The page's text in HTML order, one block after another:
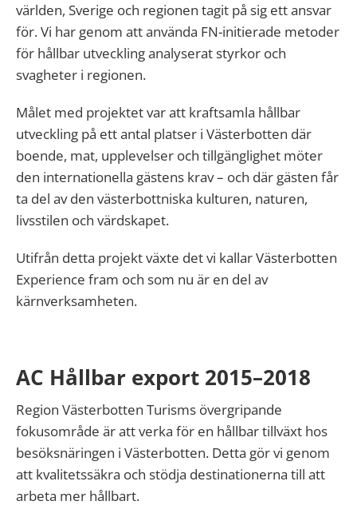
världen, Sverige och regionen tagit på sig ett ansvar
för. Vi har genom att använda FN-initierade metoder
för hållbar utveckling analyserat styrkor och
svagheter i regionen.
Målet med projektet var att kraftsamla hållbar
utveckling på ett antal platser i Västerbotten där
boende, mat, upplevelser och tillgänglighet möter
den internationella gästens krav – och där gästen får
ta del av den västerbottniska kulturen, naturen,
livsstilen och värdskapet.
Utifrån detta projekt växte det vi kallar Västerbotten
Experience fram och som nu är en del av
kärnverksamheten.
AC Hållbar export 2015–2018
Region Västerbotten Turisms övergripande
fokusområde är att verka för en hållbar tillväxt hos
besöksnäringen i Västerbotten. Detta gör vi genom
att kvalitetssäkra och stödja destinationerna till att
arbeta mer hållbart.